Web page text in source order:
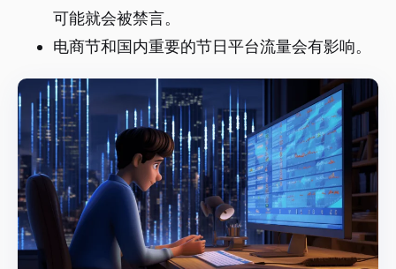
可能就会被禁言。
电商节和国内重要的节日平台流量会有影响。